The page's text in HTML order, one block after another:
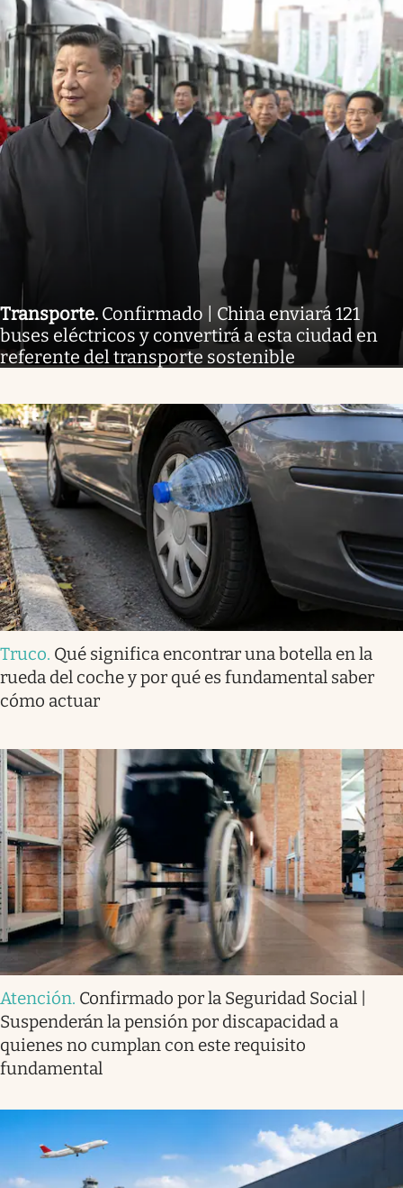
Transporte. Confirmado | China enviará 121
buses eléctricos y convertirá a esta ciudad en
referente del transporte sostenible
Truco. Qué significa encontrar una botella en la
rueda del coche y por qué es fundamental saber
cómo actuar
Atención. Confirmado por la Seguridad Social |
Suspenderán la pensión por discapacidad a
quienes no cumplan con este requisito
fundamental